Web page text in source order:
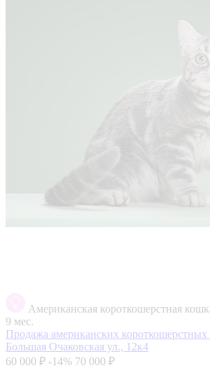
Американская короткошерстная
9 мес.
Продажа американских короткошерстных
Большая Очаковская ул., 12к4
60 000 ₽ -14% 70 000 ₽